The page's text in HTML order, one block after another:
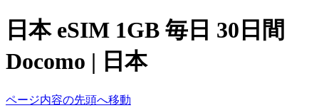
日本 eSIM 1GB 毎日 30日間
Docomo | 日本
ページ内容の先頭へ移動